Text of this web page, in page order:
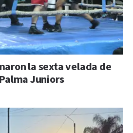
la sexta velada de
Juniors